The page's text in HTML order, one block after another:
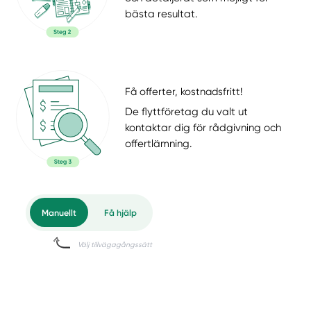
bästa resultat.
Få offerter, kostnadsfritt!
De flyttföretag du valt ut
kontaktar dig för rådgivning och
offertlämning.